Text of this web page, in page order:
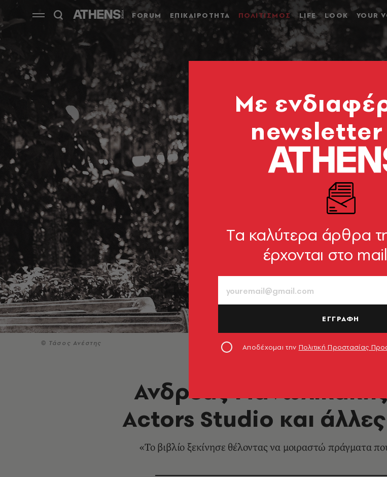
FORUM ΕΠΙΚΑΙΡΟΤΗΤΑ ΠΟΛΙΤΙΣΜΟΣ LIFE LOOK YOUR
© Τάσος Ανέστης
Ανδρέας
Actors Studio και
«Το βιβλίο ξεκίνησε θέλοντας να μοιραστώ πράγματα
Mε
newsletter
Tα καλύτερα άρθρα
έρχονται στο
ΕΓΓΡΑΦΗ
Αποδέχομαι την Πολιτική Προστασίας